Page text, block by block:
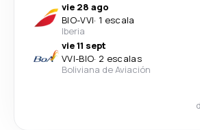
vie 28 ago
BIO-VVI· 1 escala
Iberia
vie 11 sept
VVI-BIO· 2 escalas
Boliviana de Aviación